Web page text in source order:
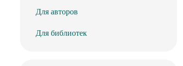
Для авторов
Для библиотек